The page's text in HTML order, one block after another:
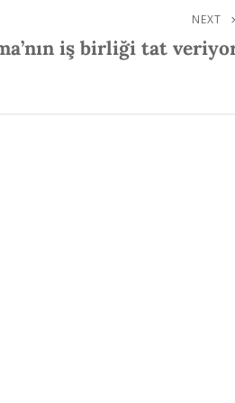
NEXT
iş birliği tat